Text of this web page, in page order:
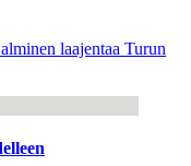
laajentaa Turun